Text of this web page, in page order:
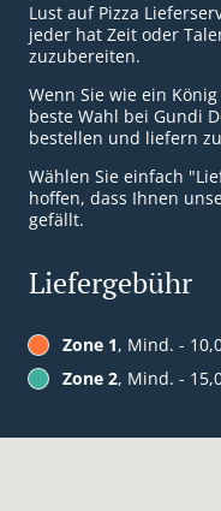
Lust auf Pizza
jeder hat Zeit oder
zuzubereiten.
Wenn Sie wie ein
beste Wahl bei Gundi
bestellen und liefern
Wählen Sie einfach
hoffen, dass Ihnen
gefällt.
Liefergebühr
Zone 1, Mind. -
Zone 2, Mind. -